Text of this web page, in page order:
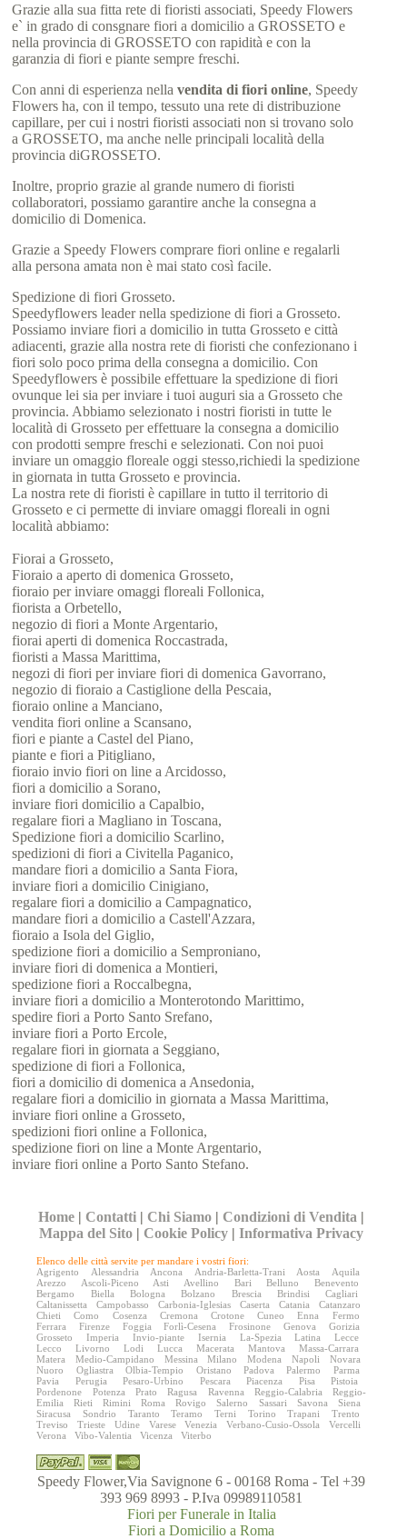
Grazie alla sua fitta rete di fioristi associati, Speedy Flowers
e` in grado di consgnare fiori a domicilio a GROSSETO e
nella provincia di GROSSETO con rapidità e con la
garanzia di fiori e piante sempre freschi.
Con anni di esperienza nellavendita di fiori online, Speedy
Flowers ha, con il tempo, tessuto una rete di distribuzione
capillare, per cui i nostri fioristi associati non si trovano solo
a GROSSETO, ma anche nelle principali località della
provincia diGROSSETO.
Inoltre, proprio grazie al grande numero di fioristi
collaboratori, possiamo garantire anche la consegna a
domicilio di Domenica.
Grazie a Speedy Flowers comprare fiori online e regalarli
alla persona amata non è mai stato così facile.
Spedizione di fiori Grosseto.
Speedyflowers leader nella spedizione di fiori a Grosseto.
Possiamo inviare fiori a domicilio in tutta Grosseto e città
adiacenti, grazie alla nostra rete di fioristi che confezionano i
fiori solo poco prima della consegna a domicilio. Con
Speedyflowers è possibile effettuare la spedizione di fiori
ovunque lei sia per inviare i tuoi auguri sia a Grosseto che
provincia. Abbiamo selezionato i nostri fioristi in tutte le
località di Grosseto per effettuare la consegna a domicilio
con prodotti sempre freschi e selezionati. Con noi puoi
inviare un omaggio floreale oggi stesso,richiedi la spedizione
in giornata in tutta Grosseto e provincia.
La nostra rete di fioristi è capillare in tutto il territorio di
Grosseto e ci permette di inviare omaggi floreali in ogni
località abbiamo:
Fiorai a Grosseto,
Fioraio a aperto di domenica Grosseto,
fioraio per inviare omaggi floreali Follonica,
fiorista a Orbetello,
negozio di fiori a Monte Argentario,
fiorai aperti di domenica Roccastrada,
fioristi a Massa Marittima,
negozi di fiori per inviare fiori di domenica Gavorrano,
negozio di fioraio a Castiglione della Pescaia,
fioraio online a Manciano,
vendita fiori online a Scansano,
fiori e piante a Castel del Piano,
piante e fiori a Pitigliano,
fioraio invio fiori on line a Arcidosso,
fiori a domicilio a Sorano,
inviare fiori domicilio a Capalbio,
regalare fiori a Magliano in Toscana,
Spedizione fiori a domicilio Scarlino,
spedizioni di fiori a Civitella Paganico,
mandare fiori a domicilio a Santa Fiora,
inviare fiori a domicilio Cinigiano,
regalare fiori a domicilio a Campagnatico,
mandare fiori a domicilio a Castell'Azzara,
fioraio a Isola del Giglio,
spedizione fiori a domicilio a Semproniano,
inviare fiori di domenica a Montieri,
spedizione fiori a Roccalbegna,
inviare fiori a domicilio a Monterotondo Marittimo,
spedire fiori a Porto Santo Srefano,
inviare fiori a Porto Ercole,
regalare fiori in giornata a Seggiano,
spedizione di fiori a Follonica,
fiori a domicilio di domenica a Ansedonia,
regalare fiori a domicilio in giornata a Massa Marittima,
inviare fiori online a Grosseto,
spedizioni fiori online a Follonica,
spedizione fiori on line a Monte Argentario,
inviare fiori online a Porto Santo Stefano.
Home | Contatti | Chi Siamo | Condizioni di Vendita |
Mappa del Sito | Cookie Policy |Informativa Privacy
Elenco delle città servite per mandare i vostri fiori:
Agrigento
Alessandria Ancona Andria-Barletta-Trani Aosta
Aquila
Arezzo
Ascoli-Piceno Asti Avellino Bari Belluno
Benevento
Bergamo
Biella Bologna Bolzano Brescia Brindisi
Cagliari
Caltanissetta
Campobasso Carbonia-Iglesias Caserta Catania
Catanzaro
Chieti
Como Cosenza Cremona Crotone Cuneo Enna
Fermo
Ferrara
Firenze Foggia Forlì-Cesena Frosinone Genova
Gorizia
Grosseto
Imperia Invio-piante Isernia La-Spezia Latina
Lecce
Lecco
Livorno Lodi Lucca Macerata Mantova
Massa-Carrara
Matera
Medio-Campidano Messina Milano Modena Napoli
Novara
Nuoro
Ogliastra Olbia-Tempio Oristano Padova Palermo
Parma
Pavia
Perugia Pesaro-Urbino Pescara Piacenza Pisa
Pistoia
Pordenone
Potenza Prato Ragusa Ravenna Reggio-Calabria
Reggio-
Emilia
Rieti Rimini Roma Rovigo Salerno Sassari Savona
Siena
Siracusa
Sondrio Taranto Teramo Terni Torino Trapani
Trento
Treviso
Trieste Udine Varese Venezia Verbano-Cusio-Ossola
Vercelli
Verona
Vibo-Valentia Vicenza Viterbo
Speedy Flower,Via Savignone 6 - 00168 Roma - Tel +39
393 969 8993 - P.Iva 09989110581
Fiori per Funerale in Italia
Fiori a Domicilio a Roma